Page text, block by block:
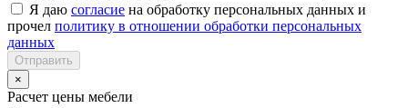
Я даю согласие на обработку персональных данных и
прочел политику в отношении обработки персональных
данных
Отправить
×
Расчет цены мебели